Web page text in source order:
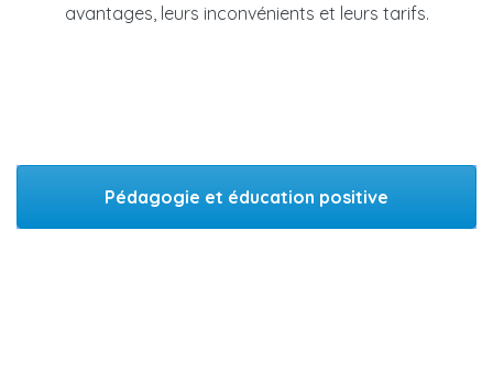
avantages, leurs inconvénients et leurs tarifs.
Pédagogie et éducation positive